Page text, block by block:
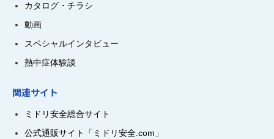
カタログ・チラシ
動画
スペシャルインタビュー
熱中症体験談
関連サイト
ミドリ安全総合サイト
公式通販サイト「ミドリ安全.com」